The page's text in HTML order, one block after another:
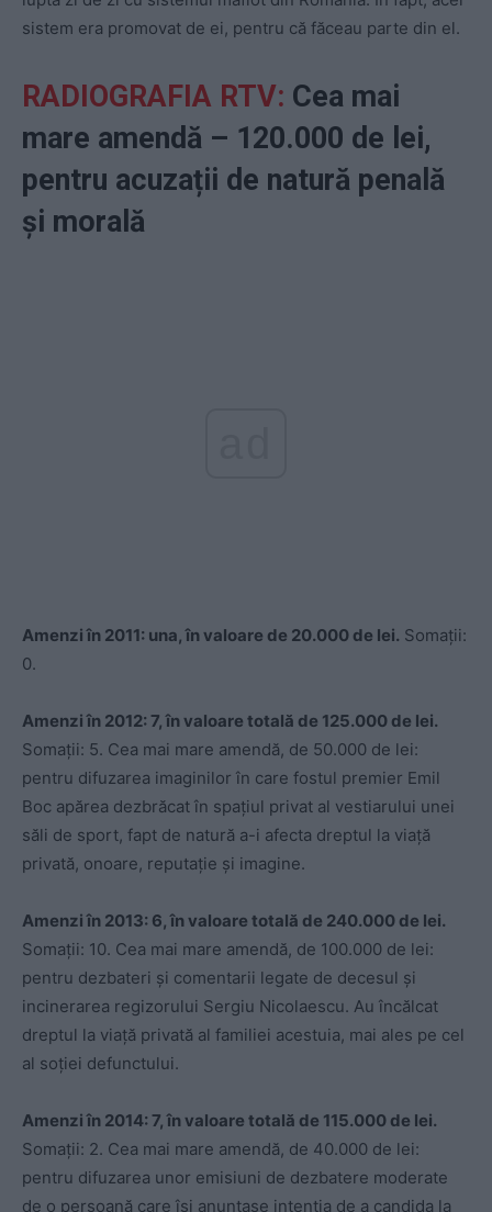
sistem era promovat de ei, pentru că făceau parte din el.
RADIOGRAFIA RTV: Cea mai
mare amendă – 120.000 de lei,
pentru acuzații de natură penală
și morală
Amenzi în 2011: una, în valoare de 20.000 de lei. Somații:
0.
Amenzi în 2012: 7, în valoare totală de 125.000 de lei.
Somații: 5. Cea mai mare amendă, de 50.000 de lei:
pentru difuzarea imaginilor în care fostul premier Emil
Boc apărea dezbrăcat în spațiul privat al vestiarului unei
săli de sport, fapt de natură a-i afecta dreptul la viață
privată, onoare, reputație și imagine.
Amenzi în 2013: 6, în valoare totală de 240.000 de lei.
Somații: 10. Cea mai mare amendă, de 100.000 de lei:
pentru dezbateri și comentarii legate de decesul și
incinerarea regizorului Sergiu Nicolaescu. Au încălcat
dreptul la viață privată al familiei acestuia, mai ales pe cel
al soției defunctului.
Amenzi în 2014: 7, în valoare totală de 115.000 de lei.
Somații: 2. Cea mai mare amendă, de 40.000 de lei:
pentru difuzarea unor emisiuni de dezbatere moderate
de o persoană care își anunțase intenția de a candida la